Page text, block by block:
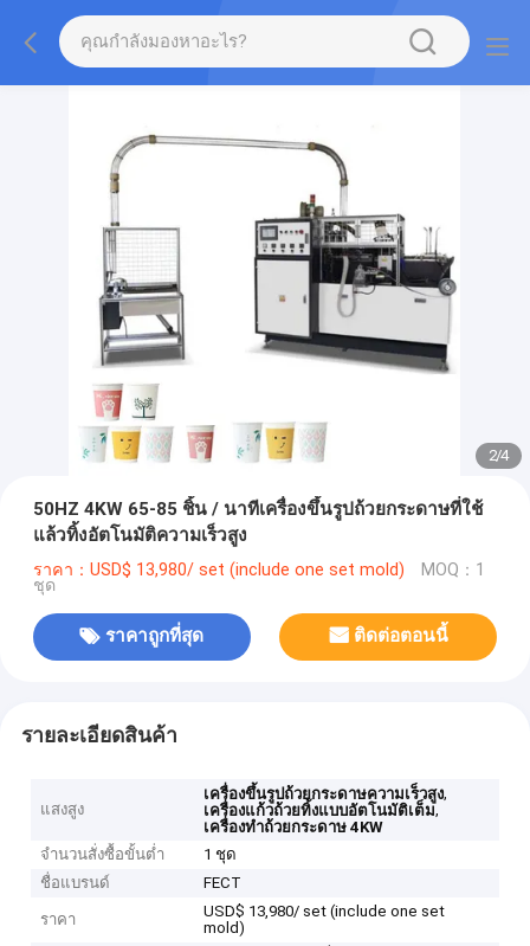
2/4
50HZ 4KW 65-85 ชิ้น / นาทีเครื่องขึ้นรูปถ้วยกระดาษที่ใช้
แล้วทิ้งอัตโนมัติความเร็วสูง
ราคา：USD$ 13,980/ set (include one set mold) MOQ：1
ชุด
ราคาถูกที่สุด ติดต่อตอนนี้
รายละเอียดสินค้า
แสงสูง
เครื่องขึ้นรูปถ้วยกระดาษความเร็วสูง,
เครื่องแก้วถ้วยทิ้งแบบอัตโนมัติเต็ม,
เครื่องทําถ้วยกระดาษ 4KW
จำนวนสั่งซื้อขั้นต่ำ
1 ชุด
ชื่อแบรนด์
FECT
ราคา
USD$ 13,980/ set (include one set
mold)